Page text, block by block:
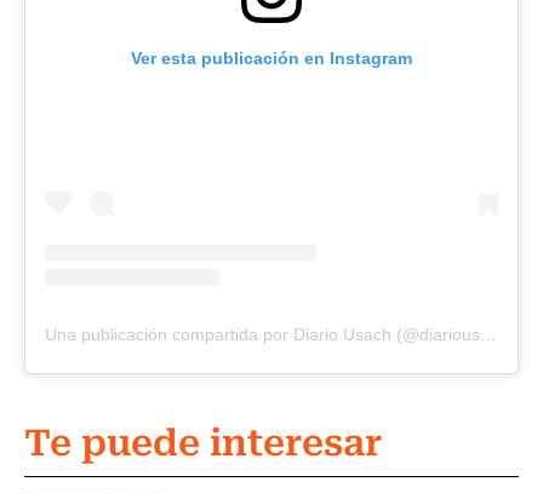
Ver esta publicación en Instagram
Una publicación compartida por Diario Usach (@diariousach)
Te puede interesar